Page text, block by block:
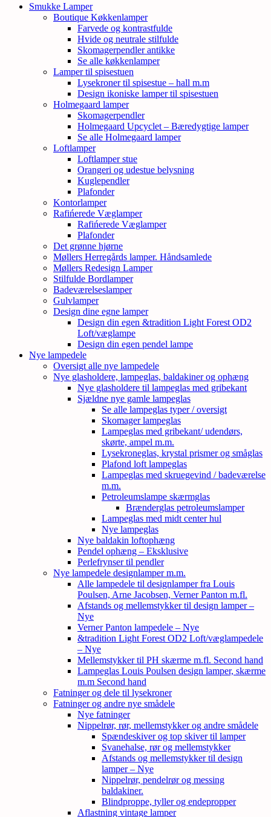
Smukke Lamper
Boutique Køkkenlamper
Farvede og kontrastfulde
Hvide og neutrale stilfulde
Skomagerpendler antikke
Se alle køkkenlamper
Lamper til spisestuen
Lysekroner til spisestue – hall m.m
Design ikoniske lamper til spisestuen
Holmegaard lamper
Skomagerpendler
Holmegaard Upcyclet – Bæredygtige lamper
Se alle Holmegaard lamper
Loftlamper
Loftlamper stue
Orangeri og udestue belysning
Kuglependler
Plafonder
Kontorlamper
Rafińerede Væglamper
Rafińerede Væglamper
Plafonder
Det grønne hjørne
Møllers Herregårds lamper. Håndsamlede
Møllers Redesign Lamper
Stilfulde Bordlamper
Badeværelseslamper
Gulvlamper
Design dine egne lamper
Design din egen &tradition Light Forest OD2
Loft/væglampe
Design din egen pendel lampe
Nye lampedele
Oversigt alle nye lampedele
Nye glasholdere, lampeglas, baldakiner og ophæng
Nye glasholdere til lampeglas med gribekant
Sjældne nye gamle lampeglas
Se alle lampeglas typer / oversigt
Skomager lampeglas
Lampeglas med gribekant/ udendørs,
skørte, ampel m.m.
Lysekroneglas, krystal prismer og småglas
Plafond loft lampeglas
Lampeglas med skruegevind / badeværelse
m.m.
Petroleumslampe skærmglas
Brænderglas petroleumslamper
Lampeglas med midt center hul
Nye lampeglas
Nye baldakin loftophæng
Pendel ophæng – Eksklusive
Perlefrynser til pendler
Nye lampedele designlamper m.m.
Alle lampedele til designlamper fra Louis
Poulsen, Arne Jacobsen, Verner Panton m.fl.
Afstands og mellemstykker til design lamper –
Nye
Verner Panton lampedele – Nye
&tradition Light Forest OD2 Loft/væglampedele
– Nye
Mellemstykker til PH skærme m.fl. Second hand
Lampeglas Louis Poulsen design lamper, skærme
m.m Second hand
Fatninger og dele til lysekroner
Fatninger og andre nye smådele
Nye fatninger
Nippelrør, rør, mellemstykker og andre smådele
Spændeskiver og top skiver til lamper
Svanehalse, rør og mellemstykker
Afstands og mellemstykker til design
lamper – Nye
Nippelrør, pendelrør og messing
baldakiner.
Blindproppe, tyller og endepropper
Aflastning vintage lamper